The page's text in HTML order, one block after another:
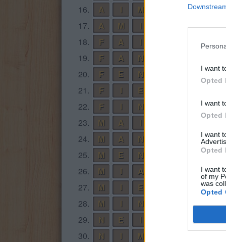
I want
Opted
I want
Opted
I want
Opted
I want
of my
was
Opted
16.
A
M
17.
A M
I
18.
F A
I
19.
F A
N
20.
F E
N
21.
F
E
22.
F
N
23.
M A
I
24.
M A
N
25.
M E
N
26.
M
A
27.
M
E
28.
M
N
29.
N E
I
30.
N
M